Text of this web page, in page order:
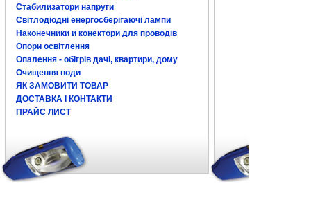
Стабилизатори напруги
Світлодіодні енергосберігаючі лампи
Наконечники и конектори для проводів
Опори освітлення
Опалення - обігрів дачі, квартири, дому
Очищення води
ЯК ЗАМОВИТИ ТОВАР
ДОСТАВКА І КОНТАКТИ
ПРАЙС ЛИСТ